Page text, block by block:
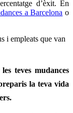
d’èxit. En
a Barcelona o
i empleats que van
teves mudances
la teva vida